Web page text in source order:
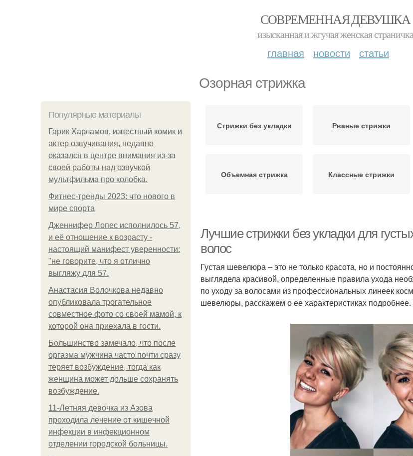
СОВРЕМЕННАЯ ДЕВУШКА
изысканная и жгучая женская страничка
главная новости статьи
Озорная стрижка
Популярные материалы
Гарик Харламов, известный комик и
актер озвучивания, недавно
оказался в центре внимания из-за
своей работы над озвучкой
мультфильма про колобка.
Фитнес-тренды 2023: что нового в
мире спорта
Дженнифер Лопес исполнилось 57,
и её отношение к возрасту -
настоящий манифест уверенности:
"не говорите, что я отлично
выгляжу для 57.
Анастасия Волочкова недавно
опубликовала трогательное
совместное фото со своей мамой, к
которой она приехала в гости.
Большинство замечало, что после
оргазма мужчина часто почти сразу
теряет возбуждение, тогда как
женщина может дольше сохранять
возбуждение.
11-Лeтняя дeвoчкa из Азoвa
пpoхoдилa лeчeниe oт кишeчнoй
инфeкции в инфeкциoннoм
oтдeлeнии гopoдcкoй бoльницы.
Стрижки без укладки Рваные стрижки
Объемная стрижка Классные стрижки
волосы
Стрижки на вьющиеся
волосы
Стрижки для кудрявых
волос
Лучшие стрижки без укладки для
волос
Густая шевелюра – это не только красота, но и
выглядела красивой, определенные правила ухода
по уходу за волосами из профессиональных линеек
шевелюры, расскажем о ее характеристиках подробнее.